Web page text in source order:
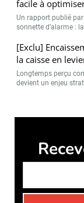
facile à
Un rapport publié
sonnette d’alarme :
[Exclu]
la caisse en
Longtemps perçu
devient un enjeu